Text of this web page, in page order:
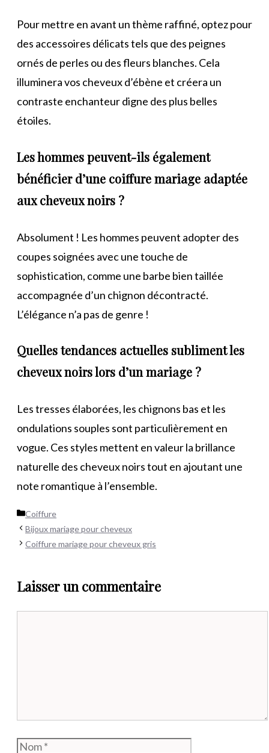
Pour mettre en avant un thème raffiné, optez pour
des accessoires délicats tels que des peignes
ornés de perles ou des fleurs blanches. Cela
illuminera vos cheveux d’ébène et créera un
contraste enchanteur digne des plus belles
étoiles.
Les hommes peuvent-ils également
bénéficier d’une coiffure mariage adaptée
aux cheveux noirs ?
Absolument ! Les hommes peuvent adopter des
coupes soignées avec une touche de
sophistication, comme une barbe bien taillée
accompagnée d’un chignon décontracté.
L’élégance n’a pas de genre !
Quelles tendances actuelles subliment les
cheveux noirs lors d’un mariage ?
Les tresses élaborées, les chignons bas et les
ondulations souples sont particulièrement en
vogue. Ces styles mettent en valeur la brillance
naturelle des cheveux noirs tout en ajoutant une
note romantique à l’ensemble.
Catégories
Coiffure
Bijoux mariage pour cheveux
Coiffure mariage pour cheveux gris
Laisser un commentaire
Nom